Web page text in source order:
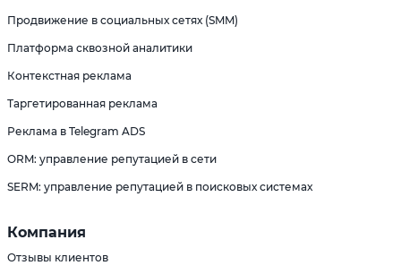
Продвижение в социальных сетях (SMM)
Платформа сквозной аналитики
Контекстная реклама
Таргетированная реклама
Реклама в Telegram ADS
ORM: управление репутацией в сети
SERM: управление репутацией в поисковых системах
Компания
Отзывы клиентов